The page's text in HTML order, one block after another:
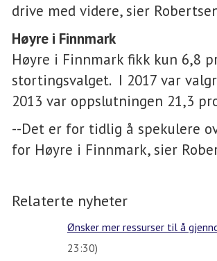
drive med videre, sier
Høyre i Finnmark
Høyre i Finnmark fikk kun 6,8
stortingsvalget. I 2017 var
2013 var oppslutningen 21,3
--Det er for tidlig å spekulere
for Høyre i Finnmark, sier
Relaterte nyheter
Ønsker mer ressurser til å
23:30)